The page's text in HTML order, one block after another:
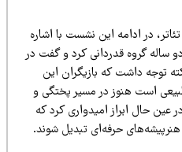
ادامه این نشست با اشاره
گروه قدردانی کرد و گفت در
داشت که بازیگران این
هنوز در مسیر پختگی و
ابراز امیدواری کرد که
حرفه‌ای تبدیل شوند.